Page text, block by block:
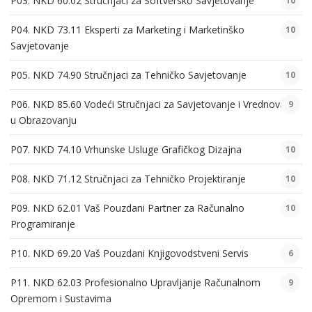
P04. NKD 73.11 Eksperti za Marketing i Marketinško
Savjetovanje
10
P05. NKD 74.90 Stručnjaci za Tehničko Savjetovanje 10
P06. NKD 85.60 Vodeći Stručnjaci za Savjetovanje i Vrednovanje
u Obrazovanju
9
P07. NKD 74.10 Vrhunske Usluge Grafičkog Dizajna 10
P08. NKD 71.12 Stručnjaci za Tehničko Projektiranje 10
P09. NKD 62.01 Vaš Pouzdani Partner za Računalno
Programiranje
10
P10. NKD 69.20 Vaš Pouzdani Knjigovodstveni Servis 6
P11. NKD 62.03 Profesionalno Upravljanje Računalnom
Opremom i Sustavima
9